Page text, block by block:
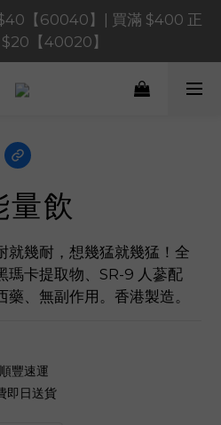
$120【1200120】| 買滿
減 $80！【90080】
【60040】| 買滿 $400 正
【40020】
$120【1200120】| 買滿
量飲
就幾耐，想幾猛就幾猛！全
瑪卡提取物、SR-9 人蔘配
、無副作用。香港製造。
豐速運
即日送貨